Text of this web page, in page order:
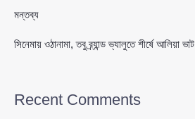
মন্তব্য
সিনেমায় ওঠানামা, তবু ব্র্যান্ড ভ্যালুতে শীর্ষে আলিয়া
Recent Comments